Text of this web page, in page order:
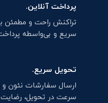
پرداخت آنلاین.
تراکنش راحت و مطمئن
سریع و بی‌واسطه
تحویل سریع.
سرعت در تحویل، رضایت